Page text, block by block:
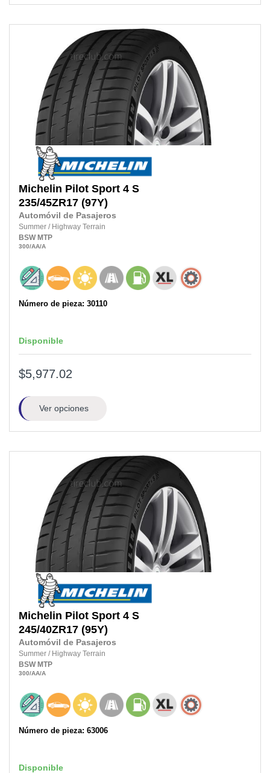
Michelin Pilot Sport 4 S
235/45ZR17 (97Y)
Automóvil de Pasajeros
Summer / Highway Terrain
BSW MTP
300/AA/A
Número de pieza: 30110
Disponible
$5,977.02
Ver opciones
Michelin Pilot Sport 4 S
245/40ZR17 (95Y)
Automóvil de Pasajeros
Summer / Highway Terrain
BSW MTP
300/AA/A
Número de pieza: 63006
Disponible